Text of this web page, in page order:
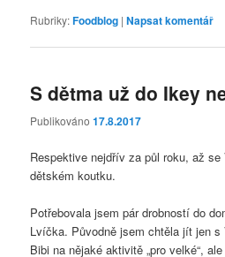
Rubriky:Foodblog |Napsat komentář
S dětma už do Ikey
Publikováno17.8.2017
Respektive nejdřív za půl roku, až
dětském koutku.
Potřebovala jsem pár drobností do
Lvíčka. Původně jsem chtěla jít jen
Bibi na nějaké aktivitě „pro velké“,